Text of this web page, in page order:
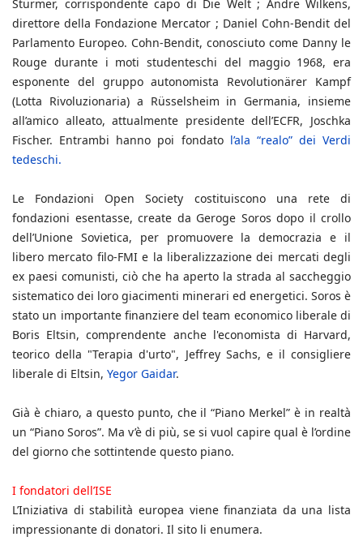
Stürmer, corrispondente capo di Die Welt ; Andre Wilkens,
direttore della Fondazione Mercator ; Daniel Cohn-Bendit del
Parlamento Europeo. Cohn-Bendit, conosciuto come Danny le
Rouge durante i moti studenteschi del maggio 1968, era
esponente del gruppo autonomista Revolutionärer Kampf
(Lotta Rivoluzionaria) a Rüsselsheim in Germania, insieme
all’amico alleato, attualmente presidente dell’ECFR, Joschka
Fischer. Entrambi hanno poi fondatol’ala “realo” dei Verdi
tedeschi.
Le Fondazioni Open Society costituiscono una rete di
fondazioni esentasse, create da Geroge Soros dopo il crollo
dell’Unione Sovietica, per promuovere la democrazia e il
libero mercato filo-FMI e la liberalizzazione dei mercati degli
ex paesi comunisti, ciò che ha aperto la strada al saccheggio
sistematico dei loro giacimenti minerari ed energetici. Soros è
stato un importante finanziere del team economico liberale di
Boris Eltsin, comprendente anche l'economista di Harvard,
teorico della "Terapia d'urto", Jeffrey Sachs, e il consigliere
liberale di Eltsin, Yegor Gaidar.
Già è chiaro, a questo punto, che il “Piano Merkel” è in realtà
un “Piano Soros”. Ma v’è di più, se si vuol capire qual è l’ordine
del giorno che sottintende questo piano.
I fondatori dell’ISE
L’Iniziativa di stabilità europea viene finanziata da una lista
impressionante di donatori. Il sito li enumera.